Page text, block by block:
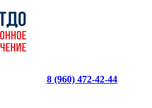
8 (960) 472-42-44